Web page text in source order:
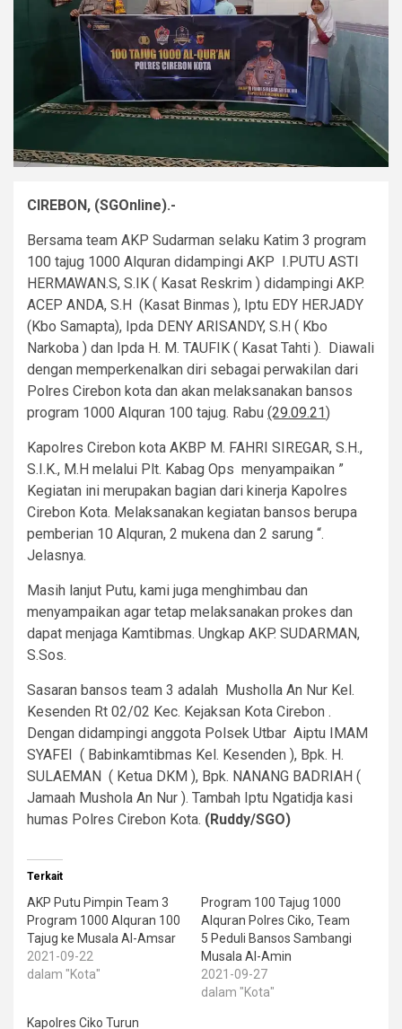
CIREBON, (SGOnline).-
Bersama team AKP Sudarman selaku Katim 3 program
100 tajug 1000 Alquran didampingi AKP I.PUTU ASTI
HERMAWAN.S, S.IK ( Kasat Reskrim ) didampingi AKP.
ACEP ANDA, S.H (Kasat Binmas ), Iptu EDY HERJADY
(Kbo Samapta), Ipda DENY ARISANDY, S.H ( Kbo
Narkoba ) dan Ipda H. M. TAUFIK ( Kasat Tahti ). Diawali
dengan memperkenalkan diri sebagai perwakilan dari
Polres Cirebon kota dan akan melaksanakan bansos
program 1000 Alquran 100 tajug. Rabu (29.09.21)
Kapolres Cirebon kota AKBP M. FAHRI SIREGAR, S.H.,
S.I.K., M.H melalui Plt. Kabag Ops menyampaikan ”
Kegiatan ini merupakan bagian dari kinerja Kapolres
Cirebon Kota. Melaksanakan kegiatan bansos berupa
pemberian 10 Alquran, 2 mukena dan 2 sarung “.
Jelasnya.
Masih lanjut Putu, kami juga menghimbau dan
menyampaikan agar tetap melaksanakan prokes dan
dapat menjaga Kamtibmas. Ungkap AKP. SUDARMAN,
S.Sos.
Sasaran bansos team 3 adalah Musholla An Nur Kel.
Kesenden Rt 02/02 Kec. Kejaksan Kota Cirebon .
Dengan didampingi anggota Polsek Utbar Aiptu IMAM
SYAFEI ( Babinkamtibmas Kel. Kesenden ), Bpk. H.
SULAEMAN ( Ketua DKM ), Bpk. NANANG BADRIAH (
Jamaah Mushola An Nur ). Tambah Iptu Ngatidja kasi
humas Polres Cirebon Kota. (Ruddy/SGO)
Terkait
AKP Putu Pimpin Team 3
Program 1000 Alquran 100
Tajug ke Musala Al-Amsar
2021-09-22
dalam "Kota"
Program 100 Tajug 1000
Alquran Polres Ciko, Team
5 Peduli Bansos Sambangi
Musala Al-Amin
2021-09-27
dalam "Kota"
Kapolres Ciko Turun